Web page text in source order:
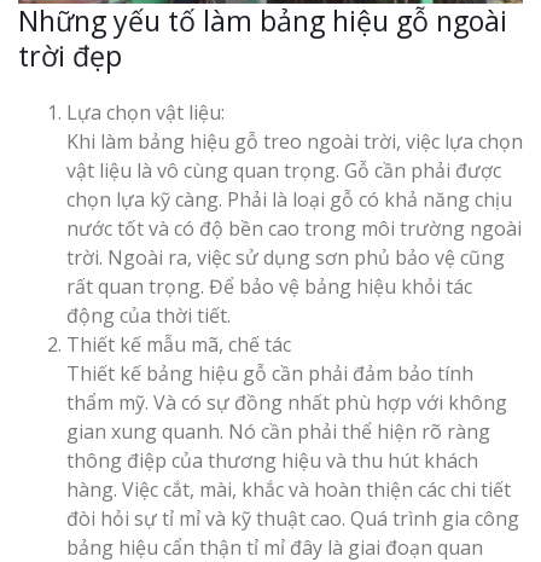
Những yếu tố làm bảng hiệu gỗ ngoài
trời đẹp
Lựa chọn vật liệu:
Khi làm bảng hiệu gỗ treo ngoài trời, việc lựa chọn
vật liệu là vô cùng quan trọng. Gỗ cần phải được
chọn lựa kỹ càng. Phải là loại gỗ có khả năng chịu
nước tốt và có độ bền cao trong môi trường ngoài
trời. Ngoài ra, việc sử dụng sơn phủ bảo vệ cũng
rất quan trọng. Để bảo vệ bảng hiệu khỏi tác
động của thời tiết.
Thiết kế mẫu mã, chế tác
Thiết kế bảng hiệu gỗ cần phải đảm bảo tính
thẩm mỹ. Và có sự đồng nhất phù hợp với không
gian xung quanh. Nó cần phải thể hiện rõ ràng
thông điệp của thương hiệu và thu hút khách
hàng. Việc cắt, mài, khắc và hoàn thiện các chi tiết
đòi hỏi sự tỉ mỉ và kỹ thuật cao. Quá trình gia công
bảng hiệu cẩn thận tỉ mỉ đây là giai đoạn quan
Làm biển
tại Vinh Nghệ An
Làm Biển
Nam Đàn Uy Tín Giá
Mỹ Phẩm Vinh Thu
Hàng
Top 10 Mẫu
Hiệu Shop
Nghệ An Đẹp